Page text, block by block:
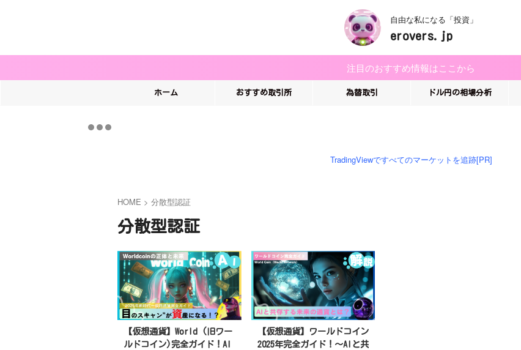
自由な私になる「投資」
erovers.jp
注目のおすすめ情報はここから
ホーム おすすめ取引所 為替取引 ドル円の相場分析
TradingViewですべてのマーケットを追跡[PR]
HOME > 分散型認証
分散型認証
【仮想通貨】World (旧ワー
ルドコイン)完全ガイド！AI
【仮想通貨】ワールドコイン
2025年完全ガイド！〜AIと共